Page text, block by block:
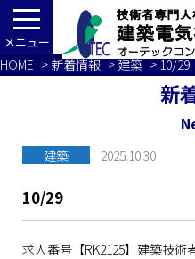
メニュー
HOME > 新着情報 >建築 > 10/29
新
建築 2025.10.30
10/29
求人番号【RK2125】建築技